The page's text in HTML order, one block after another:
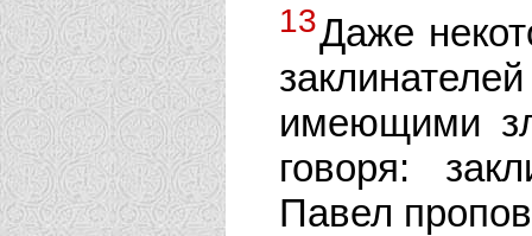
13Даже
имеющими
говоря:
Павел